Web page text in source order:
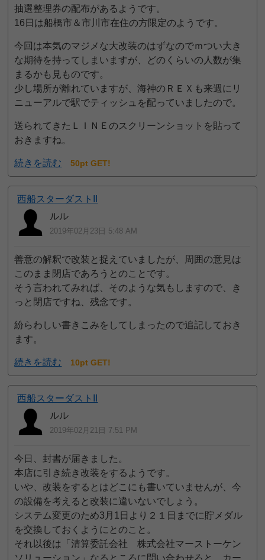
抽選整理券の配布があるようです。
16日は船橋市＆市川市在住の方限定のようです。
今回は本気のマジメな大改装のはずなのでｍつい大き
な期待を持ってしまいますが、どのくらいの人数が集
まるかも見ものです。
少し場所が離れていますが、海神のＲＥＸも来週にリ
ニューアルで駅でティッシュを配っていましたので。
送られてきたＬＩＮＥのスクリーンショットを貼って
おきますね。
続きを読む 50pt GET!
西船スターダストII
ルル
2019年02月23日 5:48 AM
善意の解釈で改装と捉えていましたが、周囲の意見は
このまま閉店であろうとのことです。
そう言われてみれば、そのような気もしますので、き
っと閉店ですね、残念です。
紛らわしい書きこみをしてしまったので追記しておき
ます。
続きを読む 10pt GET!
西船スターダストII
ルル
2019年02月21日 7:51 PM
今日、封書が届きました。
本店に引き続き改装をするようです。
いや、改装をするとはどこにも書いていませんが、今
の設備を考えると改装に違いないでしょう。
システム変更のため3月1日より２１日までに貯メダル
を交換しておくようにとのこと。
それ以後は「清算委託会社 株式会社マーストーケン
ソリューション」なるところに問い合わせろと。カー